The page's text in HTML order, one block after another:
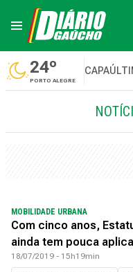
24º
PORTO ALEGRE
CAPA
MOBILIDADE URBANA
Com cinco anos,
ainda tem pouca
18/07/2019 - 15h19min